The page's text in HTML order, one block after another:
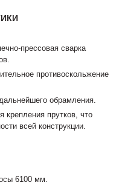
прессовая сварка
противоскольжение
обрамления.
прутков, что
всей конструкции.
6100 мм.